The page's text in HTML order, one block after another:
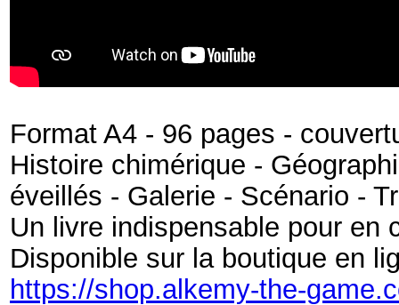
Format A4 - 96 pages -
Histoire chimérique -
éveillés - Galerie - Scénario -
Un livre indispensable pour en
Disponible sur la boutique en
https://shop.alkemy-the-